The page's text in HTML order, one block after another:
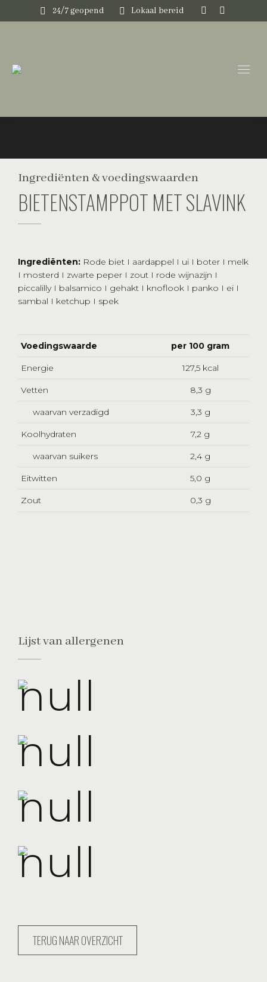
24/7 geopend Lokaal bereid
Instagram
new
Ingrediënten & voedingswaarden
BIETENSTAMPPOT MET SLAVINK
Ingrediënten: Rode biet I aardappel I ui I boter I melk
I mosterd I zwarte peper I zout I rode wijnazijn I
piccalilly I balsamico I gehakt I knoflook I panko I ei I
sambal I ketchup I spek
Voedingswaarde per 100 gram
Energie 127,5 kcal
Vetten 8,3 g
waarvan verzadigd 3,3 g
Koolhydraten 7,2 g
waarvan suikers 2,4 g
Eitwitten 5,0 g
Zout 0,3 g
Lijst van allergenen
TERUG NAAR OVERZICHT